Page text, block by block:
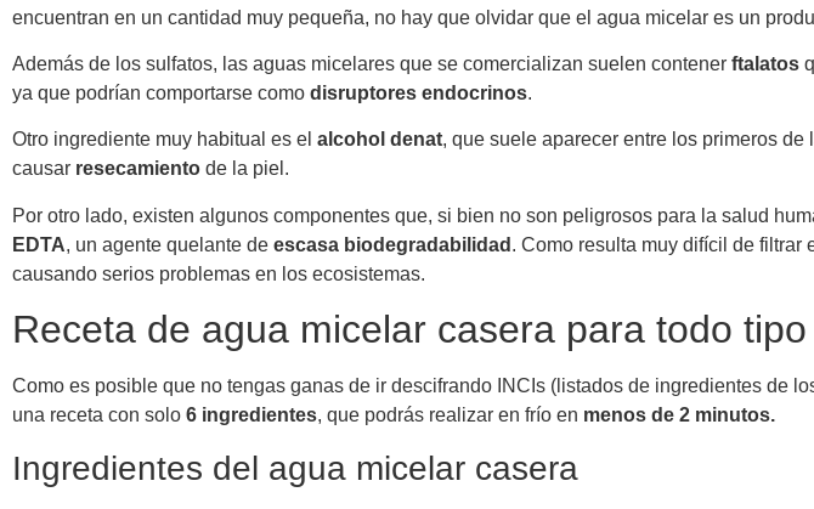
encuentran en un cantidad muy pequeña, no hay que olvidar que el agua micelar es un
Además de los sulfatos, las aguas micelares que se comercializan suelen contener ftalatos
ya que podrían comportarse como disruptores endocrinos.
Otro ingrediente muy habitual es el alcohol denat, que suele aparecer entre los primeros
causar resecamiento de la piel.
Por otro lado, existen algunos componentes que, si bien no son peligrosos para la salud
EDTA, un agente quelante de escasa biodegradabilidad . Como resulta muy difícil de filtrar
causando serios problemas en los ecosistemas.
Receta de agua micelar casera para todo
Como es posible que no tengas ganas de ir descifrando INCIs (listados de ingredientes de
una receta con solo 6 ingredientes, que podrás realizar en frío en menos de 2 minutos.
Ingredientes del agua micelar casera